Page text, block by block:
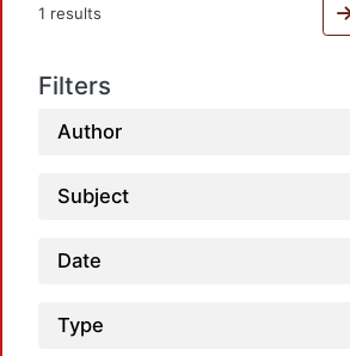
1 results
Filters
Author
Subject
Date
Type